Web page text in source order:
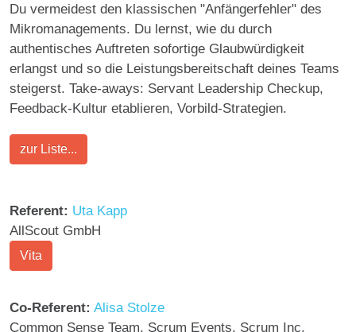
Du vermeidest den klassischen "Anfängerfehler" des
Mikromanagements. Du lernst, wie du durch
authentisches Auftreten sofortige Glaubwürdigkeit
erlangst und so die Leistungsbereitschaft deines Teams
steigerst. Take-aways: Servant Leadership Checkup,
Feedback-Kultur etablieren, Vorbild-Strategien.
zur Liste...
Referent: Uta Kapp
AllScout GmbH
Vita
Co-Referent: Alisa Stolze
Common Sense Team, Scrum Events, Scrum Inc.